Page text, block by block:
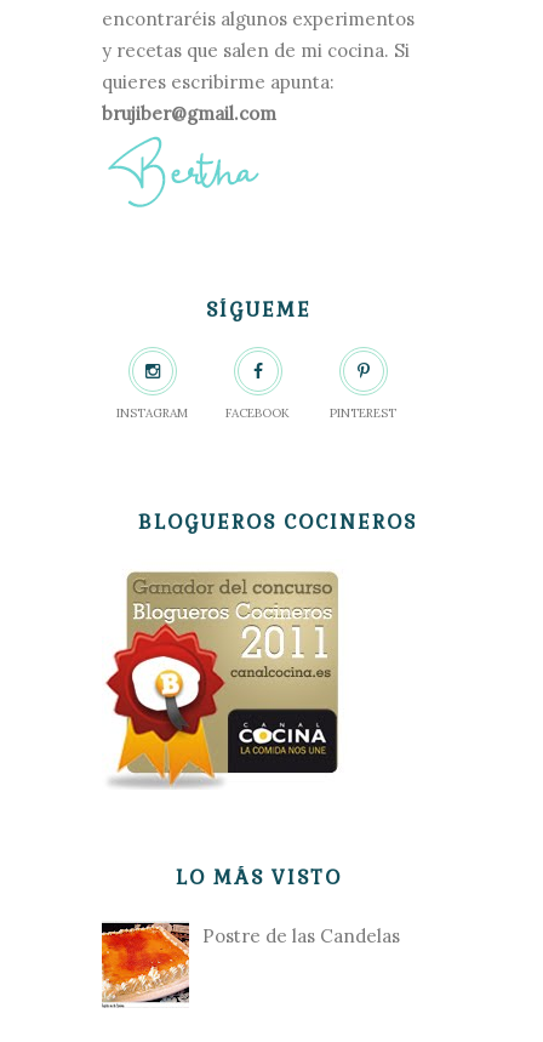
encontraréis algunos experimentos
y recetas que salen de mi cocina. Si
quieres escribirme apunta:
brujiber@gmail.com
SÍGUEME
INSTAGRAM FACEBOOK PINTEREST
BLOGUEROS COCINEROS
LO MÁS VISTO
Postre de las Candelas